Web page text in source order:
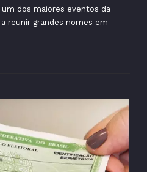
dos maiores eventos da
reunir grandes nomes em